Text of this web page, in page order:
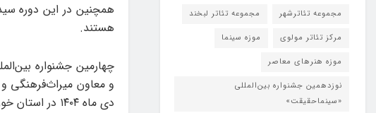
همچنین در این دوره
هستند.
چهارمین جشنواره
و معاون میراث‌فرهنگی و
دی ماه ۱۴۰۴ در استان خوزستان به میزبانی شهر اهواز برگزار می‌شود.
مجموعه تئاترشهر
مجموعه تئاتر لبخند
مرکز تئاتر مولوی
موزه سینما
موزه هنرهای معاصر
نوزدهمین جشنواره بین‌المللی
«سینماحقیقت»